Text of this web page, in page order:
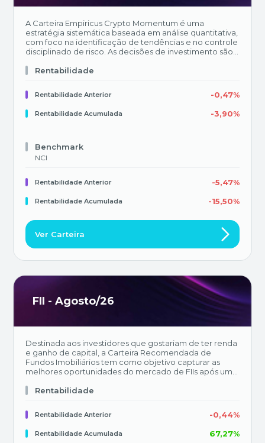
A Carteira Empiricus Crypto Momentum é uma
estratégia sistemática baseada em análise quantitativa,
com foco na identificação de tendências e no controle
disciplinado de risco. As decisões de investimento são
estatísticas entre sinais e retornos futuros, buscando
como objetivo investir em criptoativos presentes no
BTG Pactual, cujo benchmark será o índice NCI e
rebalanceamento mensal. Caso os demais ativos não
atenderem aos requisitos da modelagem, a carteira
Rentabilidade
Rentabilidade Anterior -0,47%
Rentabilidade Acumulada -3,90%
Benchmark
NCI
Rentabilidade Anterior -5,47%
Rentabilidade Acumulada -15,50%
Ver Carteira
FII - Agosto/26
Destinada aos investidores que gostariam de ter renda
e ganho de capital, a Carteira Recomendada de
Fundos Imobiliários tem como objetivo capturar as
melhores oportunidades do mercado de FIIs após um
dos ativos. Buscamos equilibrar o nosso portfolio com
proporcionando, além da diversificação setorial,
exposição a diferentes regiões do país. A atualização
da carteira possui periodicidade mensal, com
divulgação todo 1º dia útil de cada mês.
Rentabilidade
Rentabilidade Anterior -0,44%
Rentabilidade Acumulada 67,27%